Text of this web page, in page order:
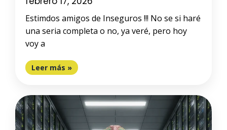
Estimdos amigos de Inseguros !!! No se si haré
una seria completa o no, ya veré, pero hoy
voy a
Leer más »